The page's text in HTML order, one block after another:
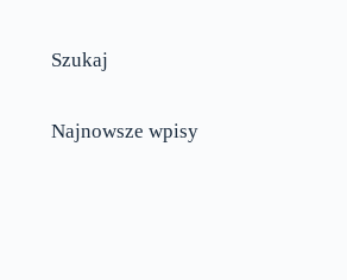
Szukaj
Najnowsze wpisy